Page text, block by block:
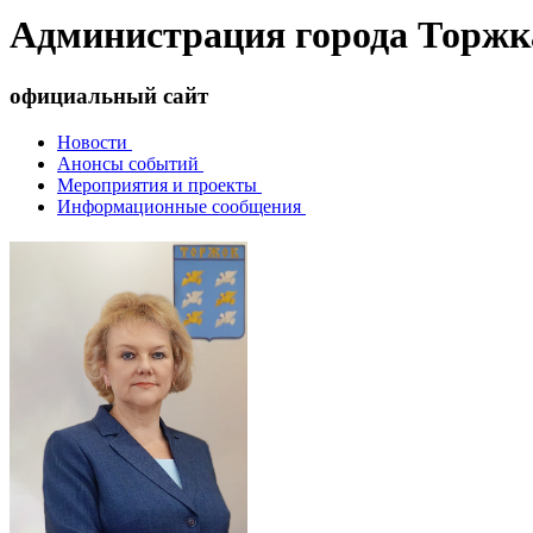
Администрация города
официальный сайт
Новости
Анонсы событий
Мероприятия и проекты
Информационные сообщения